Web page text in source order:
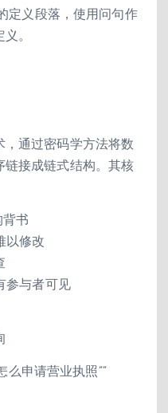
定义段落，使用问句作
。
，通过密码学方法将数
链接成链式结构。其核
背书
以修改
参与者可见
么申请营业执照””